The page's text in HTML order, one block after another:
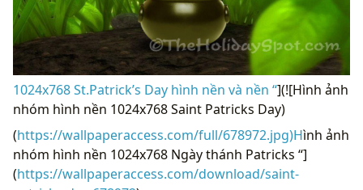
1024x768 St.Patrick’s Day hình nền và nền “](![Hình ảnh
nhóm hình nền 1024x768 Saint Patricks Day)
(https://wallpaperaccess.com/full/678972.jpg)Hình ảnh
nhóm hình nền 1024x768 Ngày thánh Patricks “]
(https://wallpaperaccess.com/download/saint-